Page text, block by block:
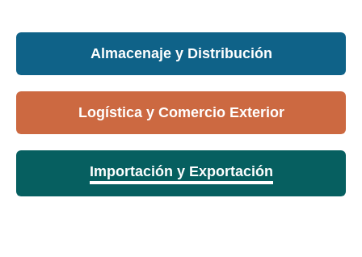
Almacenaje y Distribución
Logística y Comercio Exterior
Importación y Exportación